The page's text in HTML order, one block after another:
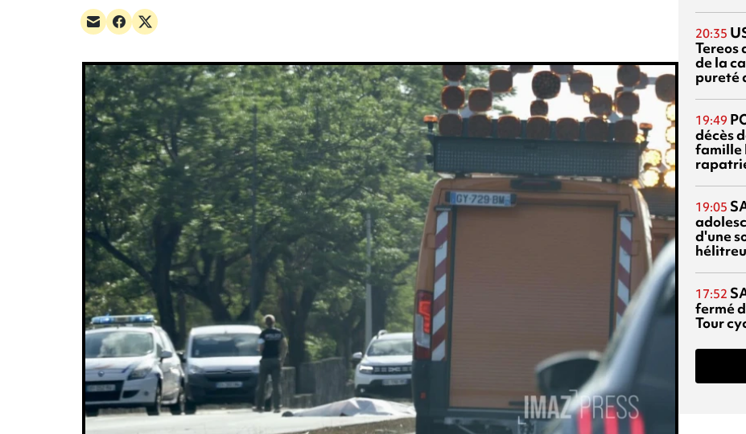
20:35
Tereos
de la
pureté
19:49
décès
famille
19:05
d'une
17:52
fermé
Tour